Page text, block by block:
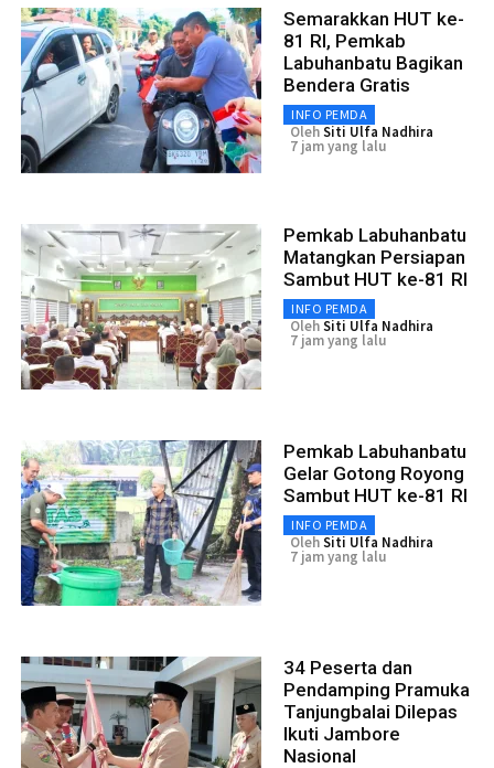
Semarakkan HUT ke-
81 RI, Pemkab
Labuhanbatu Bagikan
Bendera Gratis
INFO PEMDA
OlehSiti Ulfa Nadhira
7 jam yang lalu
Pemkab Labuhanbatu
Matangkan Persiapan
Sambut HUT ke-81 RI
INFO PEMDA
OlehSiti Ulfa Nadhira
7 jam yang lalu
Pemkab Labuhanbatu
Gelar Gotong Royong
Sambut HUT ke-81 RI
INFO PEMDA
OlehSiti Ulfa Nadhira
7 jam yang lalu
34 Peserta dan
Pendamping Pramuka
Tanjungbalai Dilepas
Ikuti Jambore
Nasional